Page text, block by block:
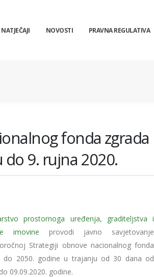
NATJEČAJI NOVOSTI PRAVNA REGULATIVA
fonda zgrada
9. rujna 2020.
prostornoga uređenja, graditeljstva i
imovine provodi javno savjetovanje
Strategiji obnove nacionalnog fonda
do 2050. godine u trajanju od 30 dana od
09.09.2020. godine.